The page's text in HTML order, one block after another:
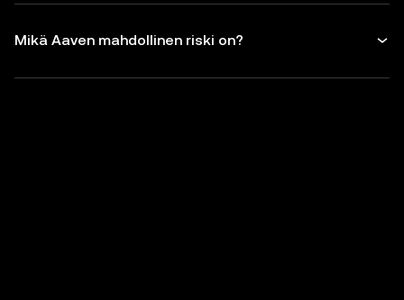
Mikä Aaven mahdollinen riski on?